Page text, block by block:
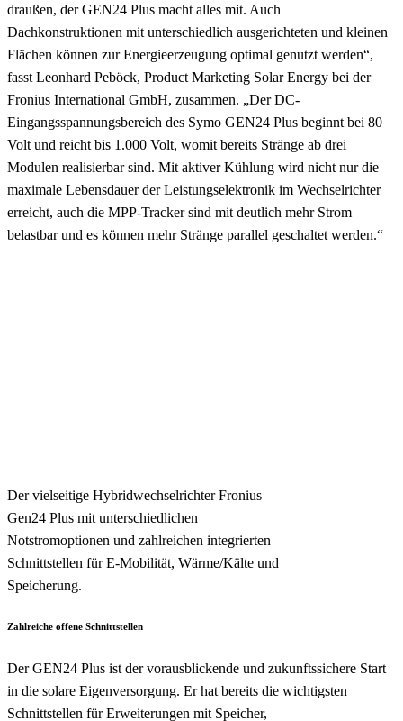
draußen, der GEN24 Plus macht alles mit. Auch
Dachkonstruktionen mit unterschiedlich ausgerichteten und kleinen
Flächen können zur Energieerzeugung optimal genutzt werden“,
fasst Leonhard Peböck, Product Marketing Solar Energy bei der
Fronius International GmbH, zusammen. „Der DC-
Eingangsspannungsbereich des Symo GEN24 Plus beginnt bei 80
Volt und reicht bis 1.000 Volt, womit bereits Stränge ab drei
Modulen realisierbar sind. Mit aktiver Kühlung wird nicht nur die
maximale Lebensdauer der Leistungselektronik im Wechselrichter
erreicht, auch die MPP-Tracker sind mit deutlich mehr Strom
belastbar und es können mehr Stränge parallel geschaltet werden.“
Der vielseitige Hybridwechselrichter Fronius
Gen24 Plus mit unterschiedlichen
Notstromoptionen und zahlreichen integrierten
Schnittstellen für E-Mobilität, Wärme/Kälte und
Speicherung.
Zahlreiche offene Schnittstellen
Der GEN24 Plus ist der vorausblickende und zukunftssichere Start
in die solare Eigenversorgung. Er hat bereits die wichtigsten
Schnittstellen für Erweiterungen mit Speicher,